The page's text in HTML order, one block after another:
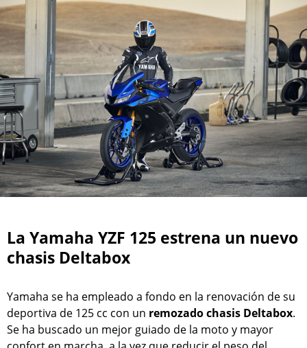
La Yamaha YZF 125 estrena un nuevo
chasis Deltabox
Yamaha se ha empleado a fondo en la renovación de su
deportiva de 125 cc con un remozado chasis Deltabox.
Se ha buscado un mejor guiado de la moto y mayor